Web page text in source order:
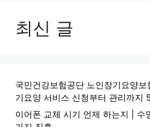
최신 글
국민건강보험공단 노인장기요양
기요양 서비스 신청부터 관리까지
이어폰 교체 시기 언제 하는지 | 수